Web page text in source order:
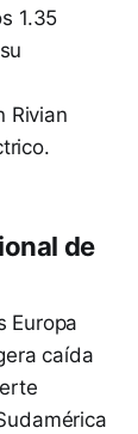
1.35
Rivian
de
Europa
caída